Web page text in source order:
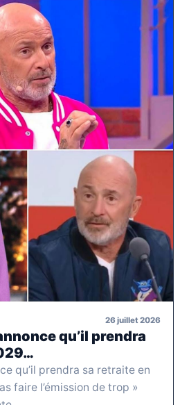
26 juillet 2026
qu’il prendra
qu’il prendra sa retraite en
faire l’émission de trop »